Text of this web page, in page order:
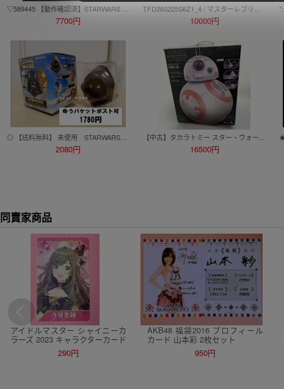
7700円 10000円
2080円 16500円
同賣家商品
アイドルマスター シャイニーカ
ラーズ 2023 キャラクターカード
月岡恋鐘 アトレ 秋葉原atre シャ
ニマス シャニソン アイマス
290円
AKB48 福袋2016 プロフィール
カード 山本彩 2枚セット
950円